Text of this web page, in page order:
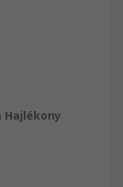
Hajlékony